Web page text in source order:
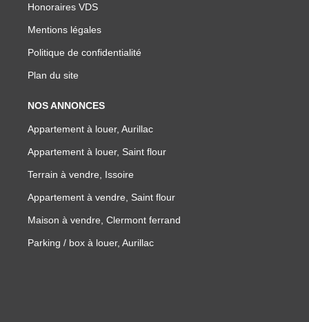
Honoraires VDS
Mentions légales
Politique de confidentialité
Plan du site
NOS ANNONCES
Appartement à louer, Aurillac
Appartement à louer, Saint flour
Terrain à vendre, Issoire
Appartement à vendre, Saint flour
Maison à vendre, Clermont ferrand
Parking / box à louer, Aurillac